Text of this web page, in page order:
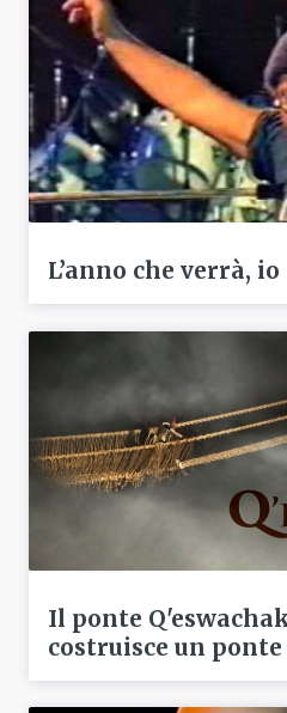
L’anno che verrà,
Il ponte
costruisce un